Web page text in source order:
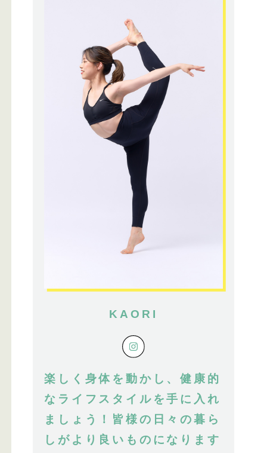
KAORI
楽しく身体を動かし、健康的
なライフスタイルを手に入れ
ましょう！皆様の日々の暮ら
しがより良いものになります